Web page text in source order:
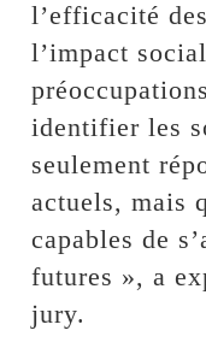
l’efficacité
l’impact
identifier les
seulement
actuels, mais
capables de
futures », a
jury.